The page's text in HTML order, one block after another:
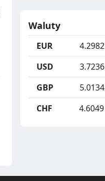
Waluty
EUR
4.2982
USD 3.7236
GBP 5.0134
CHF 4.6049